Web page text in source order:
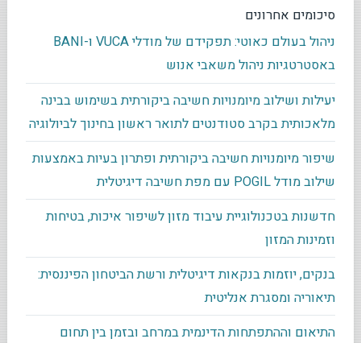
סיכומים אחרונים
ניהול בעולם כאוטי: תפקידם של מודלי VUCA ו-BANI
באסטרטגיות ניהול משאבי אנוש
יעילות ושילוב מיומנויות חשיבה ביקורתית בשימוש בבינה
מלאכותית בקרב סטודנטים לתואר ראשון בחינוך לביולוגיה
שיפור מיומנויות חשיבה ביקורתית ופתרון בעיות באמצעות
שילוב מודל POGIL עם מפת חשיבה דיגיטלית
חדשנות בטכנולוגיית עיבוד מזון לשיפור איכות, בטיחות
וזמינות המזון
בנקים, יוזמות בנקאות דיגיטלית ורשת הביטחון הפיננסית:
תיאוריה ומסגרת אנליטית
התיאום וההתפתחות הדינמית במרחב ובזמן בין תחום